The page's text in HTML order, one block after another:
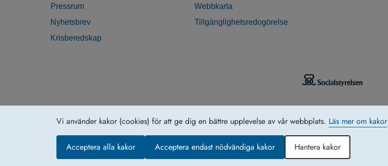
Vi använder kakor (cookies) för att ge dig en bättre upplevelse av vår webbplats. Läs mer om kakor
Acceptera alla kakor Acceptera endast nödvändiga kakor Hantera kakor
Pressrum
Nyhetsbrev
Krisberedskap
Webbkarta
Tillgänglighetsredogörelse